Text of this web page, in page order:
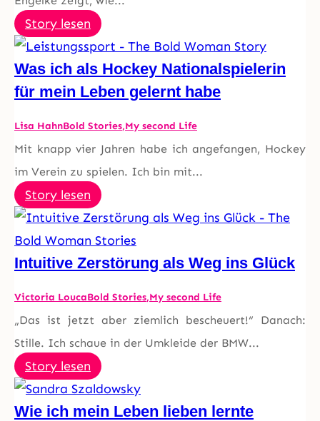
Story lesen
Was ich als Hockey Nationalspielerin
für mein Leben gelernt habe
Lisa HahnBold Stories,My second Life
Mit knapp vier Jahren habe ich angefangen, Hockey
im Verein zu spielen. Ich bin mit...
Story lesen
Intuitive Zerstörung als Weg ins Glück
Victoria LoucaBold Stories,My second Life
„Das ist jetzt aber ziemlich bescheuert!“ Danach:
Stille. Ich schaue in der Umkleide der BMW...
Story lesen
Wie ich mein Leben lieben lernte